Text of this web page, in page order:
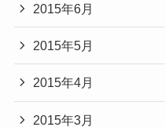
2015年6月
2015年5月
2015年4月
2015年3月